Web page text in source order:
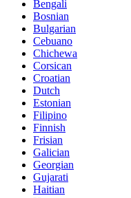
Bengali
Bosnian
Bulgarian
Cebuano
Chichewa
Corsican
Croatian
Dutch
Estonian
Filipino
Finnish
Frisian
Galician
Georgian
Gujarati
Haitian